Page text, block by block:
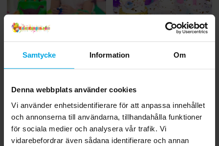
Samtycke Information Om
Denna webbplats använder cookies
Vi använder enhetsidentifierare för att anpassa innehållet
och annonserna till användarna, tillhandahålla funktioner
för sociala medier och analysera vår trafik. Vi
vidarebefordrar även sådana identifierare och annan
Fixa årets häftigaste